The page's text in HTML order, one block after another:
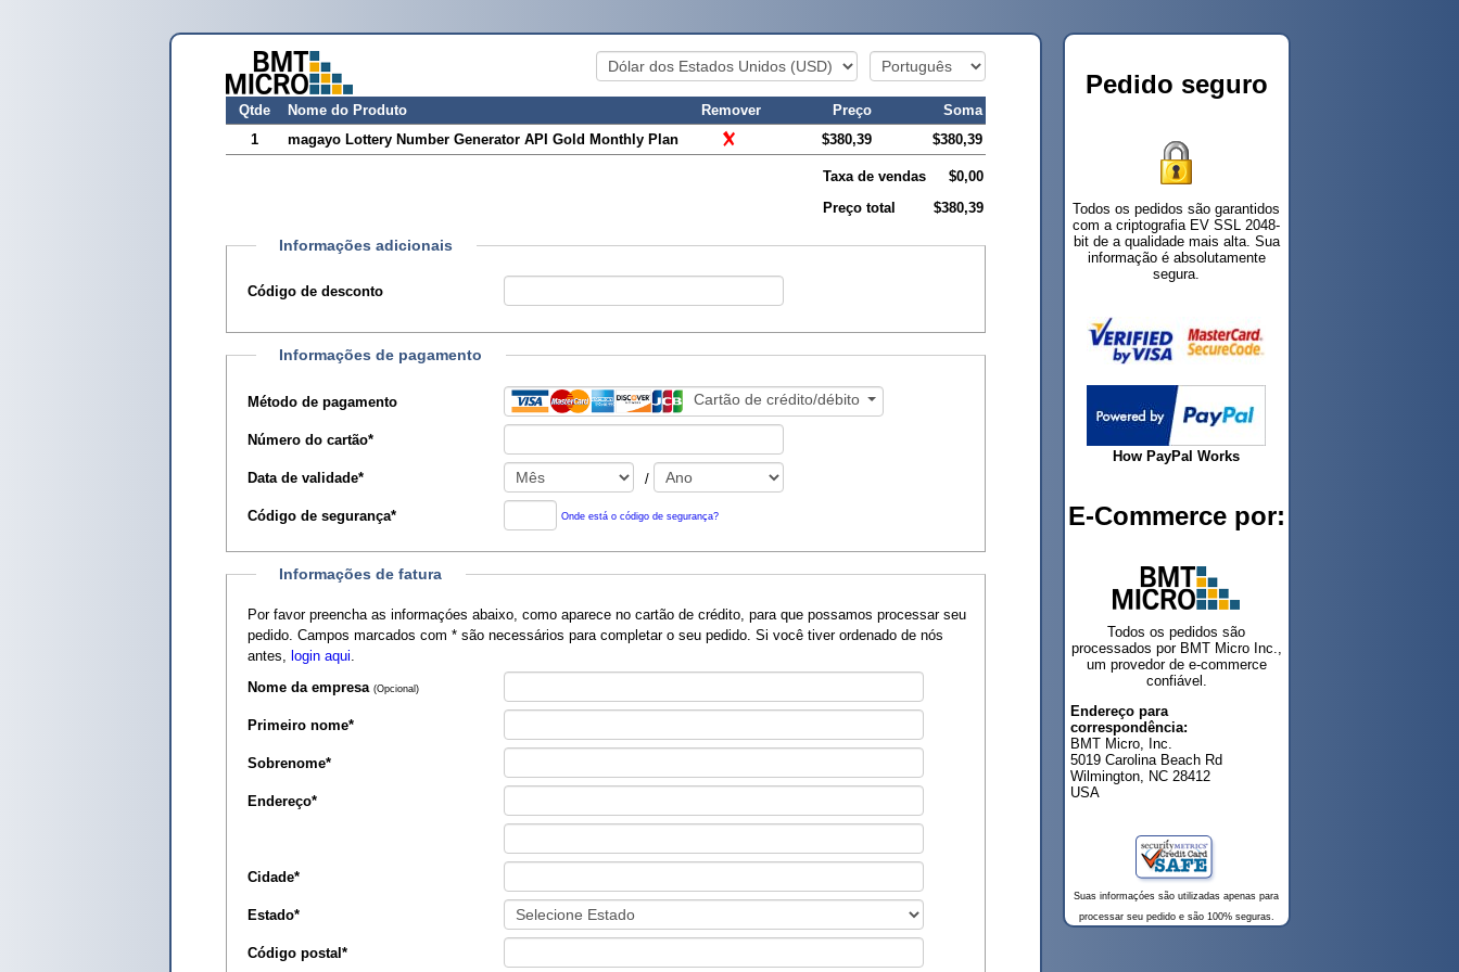
Qtde Nome do Produto Remover Preço
Soma
1
magayo Lottery Number Generator API Gold Monthly Plan $380,39 $380,39
Taxa de vendas
$0,00
Preço total
$380,39
Informações adicionais
Código de desconto
Informações de pagamento
Método de pagamento Cartão de crédito/débito
Número do cartão*
Data de validade* /
Código de segurança* Onde está o código de segurança?
Informações de fatura
Por favor preencha as informaçóes abaixo, como aparece no cartão de crédito, para que possamos processar seu
pedido. Campos marcados com *são necessários para completar o seu pedido. Si você tiver ordenado de nós
antes,
login aqui
Nome da empresa (Opcional)
Primeiro nome*
Sobrenome*
Endereço*
Cidade*
Estado*
Código postal *
Pedido seguro
Todos os pedidos são garantidos
com a criptografia EV SSL 2048-
bit de a qualidade mais alta. Sua
informação é absolutamente
segura.
How PayPal Works
E-Commerce por:
Todos os pedidos são
processados por BMT Micro Inc.,
um provedor de e-commerce
confiável.
Endereço para
correspondência:
BMT Micro, Inc.
5019 Carolina Beach Rd
Wilmington, NC 28412
USA
Suas informaçóes são utilizadas apenas para
processar seu pedido e são 100% seguras.